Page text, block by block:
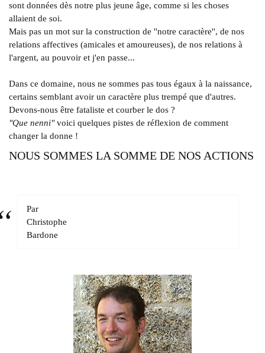
sont données dès notre plus jeune âge, comme si les choses
allaient de soi.
Mais pas un mot sur la construction de ''notre caractère'', de nos
relations affectives (amicales et amoureuses), de nos relations à
l'argent, au pouvoir et j'en passe...
Dans ce domaine, nous ne sommes pas tous égaux à la naissance,
certains semblant avoir un caractère plus trempé que d'autres.
Devons-nous être fataliste et courber le dos ?
"Que nenni"voici quelques pistes de réflexion de comment
changer la donne !
NOUS SOMMES LA SOMME DE NOS ACTIONS
Par
Christophe
Bardone